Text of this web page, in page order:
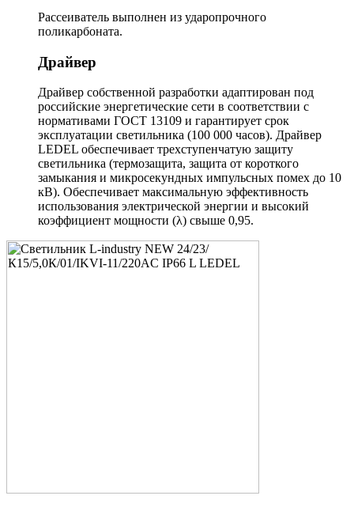
Рассеиватель выполнен из ударопрочного
поликарбоната.
Драйвер
Драйвер собственной разработки адаптирован под
российские энергетические сети в соответствии с
нормативами ГОСТ 13109 и гарантирует срок
эксплуатации светильника (100 000 часов). Драйвер
LEDEL обеспечивает трехступенчатую защиту
светильника (термозащита, защита от короткого
замыкания и микросекундных импульсных помех до 10
кВ). Обеспечивает максимальную эффективность
использования электрической энергии и высокий
коэффициент мощности (λ) свыше 0,95.